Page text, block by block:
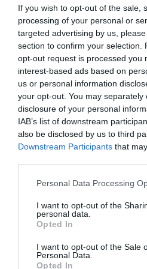
If you wish to opt-out of the sale,
processing of your personal or
targeted advertising by us,
section to confirm your selection.
opt-out request is processed you
interest-based ads based on
us or personal information
your opt-out. You may
disclosure of your personal
IAB’s list of downstream
also be disclosed by us to third
Downstream Participants that
Personal Data Processing
I want to opt-out of the
personal data.
Opted In
I want to opt-out of the Sale
Personal Data.
Opted In
189 places? Après est-ce que
de Charleroi elle réussisse à
actuellement entre TLS et Lille …
Pour ce qui est de Malte
pas pensé avant car lorsqu’AIr
marchait plutôt bien.
Varsovie ca c’est une véritable
sympas si ça s’avérait un pari
Sinon dire que Ryanair à
lignes vers Rodez quand on voit
soit en voiture en train ou en bus,
a commenté :
cet eté ?
pourquoi ?? ? ?